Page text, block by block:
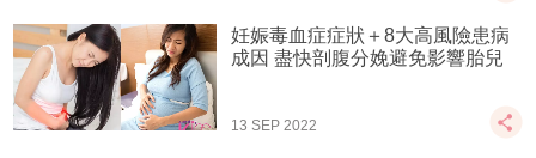
妊娠毒血症症狀＋8大高風險患病
成因 盡快剖腹分娩避免影響胎兒
13 SEP 2022